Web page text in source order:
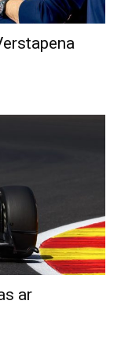
ar